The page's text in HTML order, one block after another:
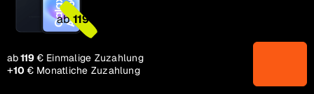
ab 119€
ab119€
ab 119€
ab119€ Einmalige Zuzahlung
+10€
10 € Monatliche Zuzahlung